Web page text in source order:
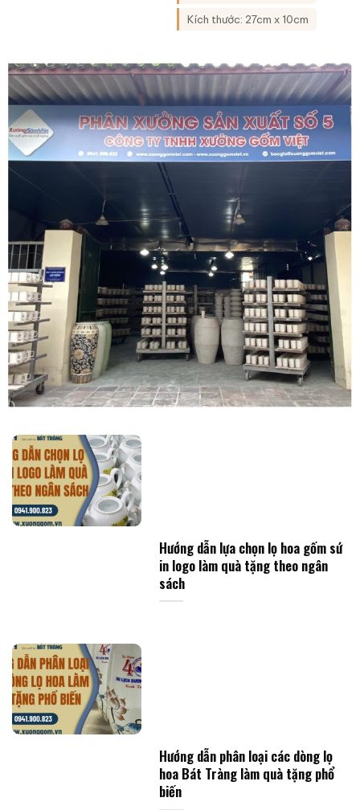
Kích thước: 27cm x 10cm
Hướng dẫn lựa chọn lọ hoa gốm sứ
in logo làm quà tặng theo ngân
sách
Hướng dẫn phân loại các dòng lọ
hoa Bát Tràng làm quà tặng phổ
biến